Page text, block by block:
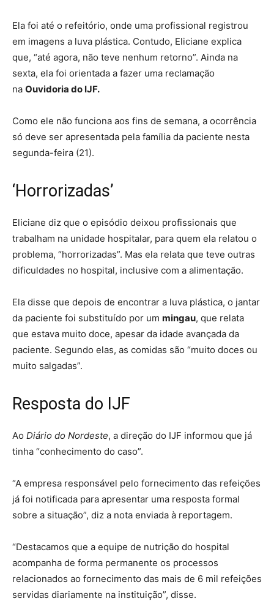
Ela foi até o refeitório, onde uma profissional registrou
em imagens a luva plástica. Contudo, Eliciane explica
que, “até agora, não teve nenhum retorno”. Ainda na
sexta, ela foi orientada a fazer uma reclamação
na Ouvidoria do IJF.
Como ele não funciona aos fins de semana, a ocorrência
só deve ser apresentada pela família da paciente nesta
segunda-feira (21).
‘Horrorizadas’
Eliciane diz que o episódio deixou profissionais que
trabalham na unidade hospitalar, para quem ela relatou o
problema, “horrorizadas”. Mas ela relata que teve outras
dificuldades no hospital, inclusive com a alimentação.
Ela disse que depois de encontrar a luva plástica, o jantar
da paciente foi substituído por um mingau, que relata
que estava muito doce, apesar da idade avançada da
paciente. Segundo elas, as comidas são “muito doces ou
muito salgadas”.
Resposta do IJF
Ao Diário do Nordeste, a direção do IJF informou que já
tinha “conhecimento do caso”.
“A empresa responsável pelo fornecimento das refeições
já foi notificada para apresentar uma resposta formal
sobre a situação”, diz a nota enviada à reportagem.
“Destacamos que a equipe de nutrição do hospital
acompanha de forma permanente os processos
relacionados ao fornecimento das mais de 6 mil refeições
servidas diariamente na instituição”, disse.